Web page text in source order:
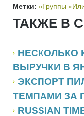
Метки: «Группы
ТАКЖЕ В
НЕСКОЛЬКО
ВЫРУЧКИ В
ЭКСПОРТ
ТЕМПАМИ ЗА
RUSSIAN